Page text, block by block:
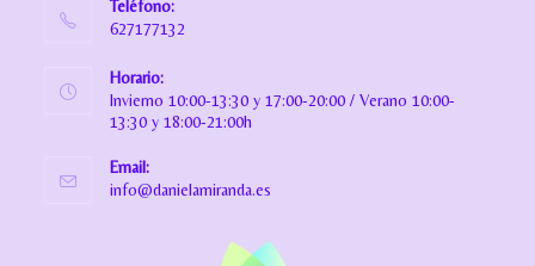
Teléfono:
627177132
Horario:
Invierno 10:00-13:30 y 17:00-20:00 / Verano 10:00-
13:30 y 18:00-21:00h
Email:
info@danielamiranda.es